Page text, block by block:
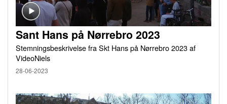
Sant Hans på Nørrebro 2023
Stemningsbeskrivelse fra Skt Hans på Nørrebro 2023 af
VideoNiels
28-06-2023